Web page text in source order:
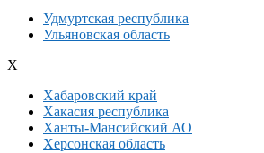
Удмуртская республика
Ульяновская область
Х
Хабаровский край
Хакасия республика
Ханты-Мансийский АО
Херсонская область